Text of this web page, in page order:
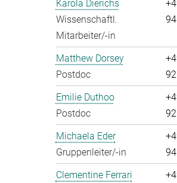
Karola Dierichs
Wissenschaftl.
Mitarbeiter/-in
Matthew Dorsey
Postdoc
Emilie Duthoo
Postdoc
Michaela Eder
Gruppenleiter/-in
Clementine Ferrari